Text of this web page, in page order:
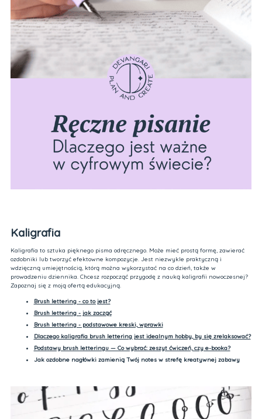
Kaligrafia
Kaligrafia to sztuka pięknego pisma odręcznego. Może mieć prostą formę, zawierać
ozdobniki lub tworzyć efektowne kompozycje. Jest niezwykle praktyczną i
wdzięczną umiejętnością, którą można wykorzystać na co dzień, także w
prowadzeniu dziennika. Chcesz rozpocząć przygodę z nauką kaligrafii nowoczesnej?
Zapoznaj się z moją ofertą edukacyjną.
Brush lettering - co to jest?
Brush lettering - jak zacząć
Brush lettering - podstawowe kreski, wprawki
Dlaczego kaligrafia brush lettering jest idealnym hobby, by się zrelaksować?
Podstawy brush letteringu — Co wybrać: zeszyt ćwiczeń, czy e-booka?
Jak ozdobne nagłówki zamienią Twój notes w strefę kreatywnej zabawy